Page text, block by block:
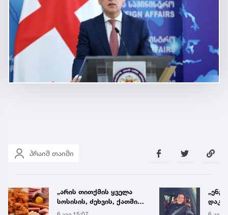
პრაიმ თაიმი
„არის თითქმის ყველა
სოსისის, ძეხვის, ქათმის
„ნაგეთსებსა“ და